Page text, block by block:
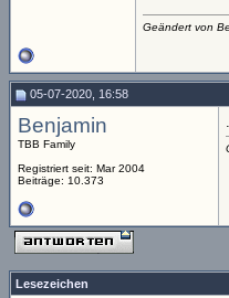
Geändert von
05-07-2020, 16:58
Benjamin
TBB Family
Registriert seit: Mar 2004
Beiträge: 10.373
.
Lesezeichen